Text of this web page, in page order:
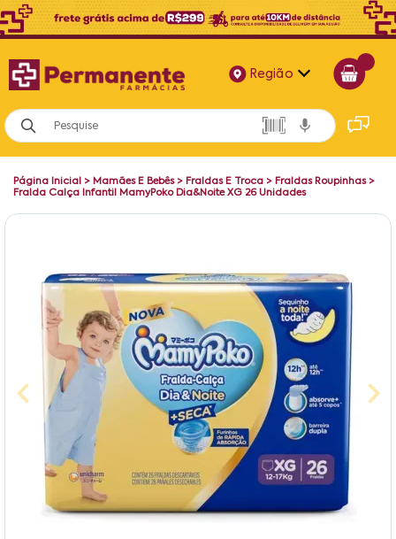
Região
Alagoas
Bahia
Paraíba
Página Inicial > Mamães E Bebês> Fraldas E Troca > Fraldas Roupinhas>
Fralda Calça Infantil MamyPoko Dia&Noite XG 26 Unidades